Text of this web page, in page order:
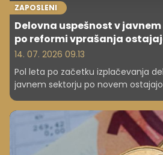
ZAPOSLENI
Delovna uspešnost v
po reformi vprašanja
14. 07. 2026 09.13
Pol leta po začetku izplačevanja
javnem sektorju po novem
naj se izračunajo sredstva, ki se za
namenjajo iz prihrankov zaradi
uslužbencev ali nezasedenih
resornega ministrstva bi bilo
drugačne ureditve.